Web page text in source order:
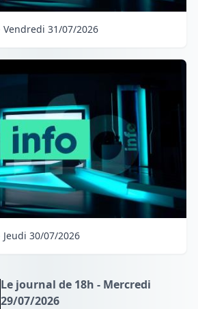
31/07/2026
30/07/2026
Le journal de 18h - Mercredi
29/07/2026